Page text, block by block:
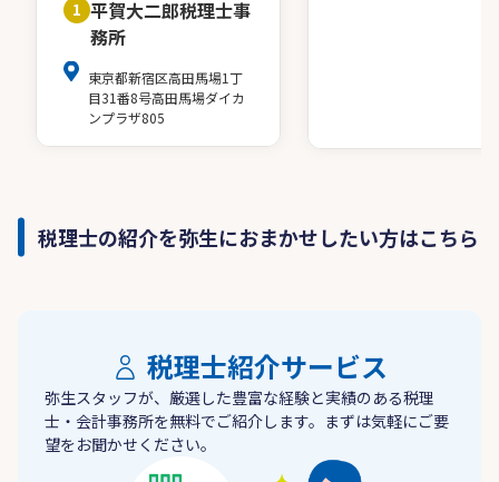
1 平賀大二郎税理士事
務所
東京都新宿区高田馬場1丁
目31番8号高田馬場ダイカ
ンプラザ805
税理士の紹介を弥生におまかせしたい方はこちら
税理士紹介サービス
弥生スタッフが、厳選した豊富な経験と実績のある税理
士・会計事務所を無料でご紹介します。まずは気軽にご要
望をお聞かせください。